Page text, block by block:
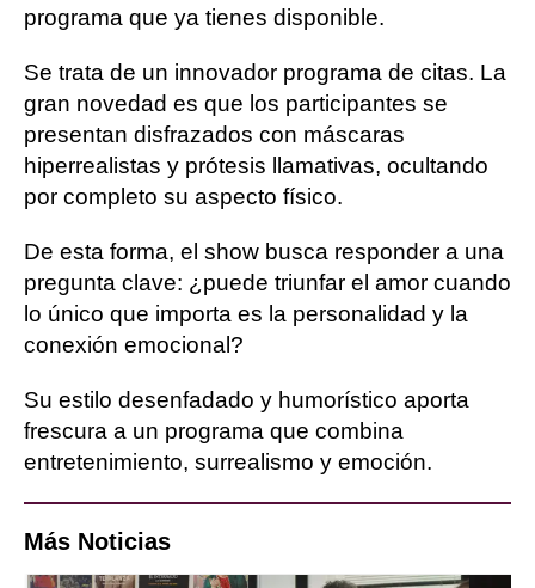
programa que ya tienes disponible.
Se trata de un innovador programa de citas. La
gran novedad es que los participantes se
presentan disfrazados con máscaras
hiperrealistas y prótesis llamativas, ocultando
por completo su aspecto físico.
De esta forma, el show busca responder a una
pregunta clave: ¿puede triunfar el amor cuando
lo único que importa es la personalidad y la
conexión emocional?
Su estilo desenfadado y humorístico aporta
frescura a un programa que combina
entretenimiento, surrealismo y emoción.
Más Noticias